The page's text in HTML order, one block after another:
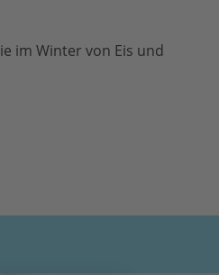
im Winter von Eis und